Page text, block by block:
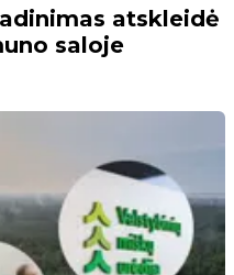
atskleidė
saloje